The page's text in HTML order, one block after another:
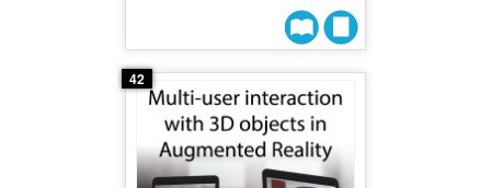
42